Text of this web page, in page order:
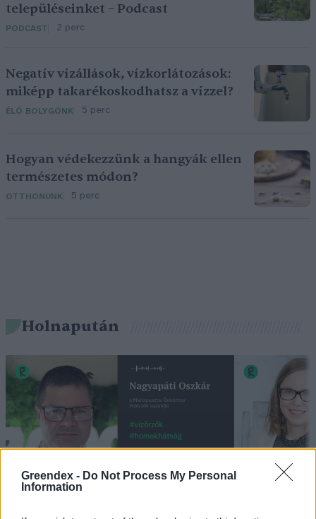
Greendex - Do Not Process My Personal
Information
településeinket – Podcast
PODCAST 2 perc
Negatív vízállások, vízkorlátozások:
miképp takarékoskodhatsz a vízzel?
ÉLŐ BOLYGÓNK 5 perc
Hogyan védekezzünk a hangyák ellen
természetes módon?
OTTHONUNK 5 perc
Holnapután